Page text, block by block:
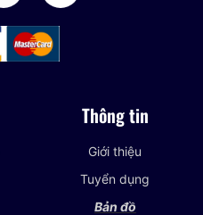
Thông tin
Giới thiệu
Tuyển dụng
Bản đồ